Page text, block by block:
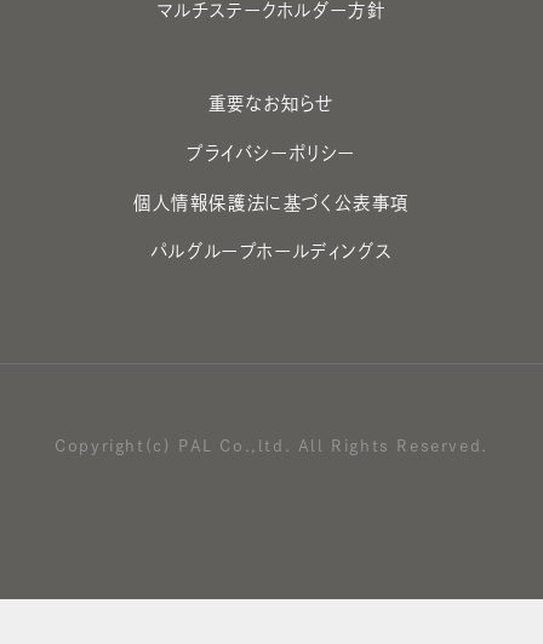
マルチステークホルダー方針
重要なお知らせ
プライバシーポリシー
個人情報保護法に基づく公表事項
パルグループホールディングス
Copyright(c) PAL Co.,ltd. All Rights Reserved.